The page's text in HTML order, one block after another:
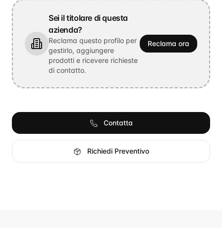
Sei il titolare di questa
azienda?
Reclama questo profilo per
gestirlo, aggiungere
prodotti e ricevere richieste
di contatto.
Reclama ora
Contatta
Richiedi Preventivo